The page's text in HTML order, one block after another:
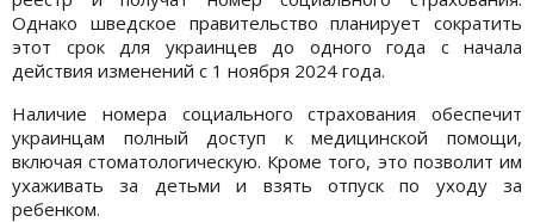
Однако шведское правительство планирует сократить
этот срок для украинцев до одного года с начала
действия изменений с 1 ноября 2024 года.
Наличие номера социального страхования обеспечит
украинцам полный доступ к медицинской помощи,
включая стоматологическую. Кроме того, это позволит им
ухаживать за детьми и взять отпуск по уходу за
ребенком.